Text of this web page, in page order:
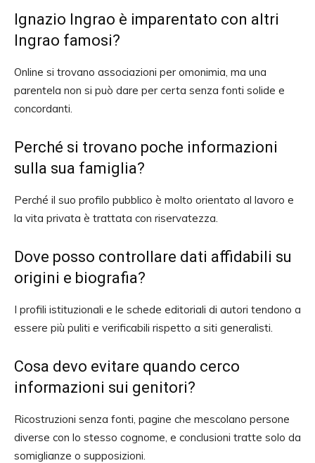
Ignazio Ingrao è imparentato con altri
Ingrao famosi?
Online si trovano associazioni per omonimia, ma una
parentela non si può dare per certa senza fonti solide e
concordanti.
Perché si trovano poche informazioni
sulla sua famiglia?
Perché il suo profilo pubblico è molto orientato al lavoro e
la vita privata è trattata con riservatezza.
Dove posso controllare dati affidabili su
origini e biografia?
I profili istituzionali e le schede editoriali di autori tendono a
essere più puliti e verificabili rispetto a siti generalisti.
Cosa devo evitare quando cerco
informazioni sui genitori?
Ricostruzioni senza fonti, pagine che mescolano persone
diverse con lo stesso cognome, e conclusioni tratte solo da
somiglianze o supposizioni.